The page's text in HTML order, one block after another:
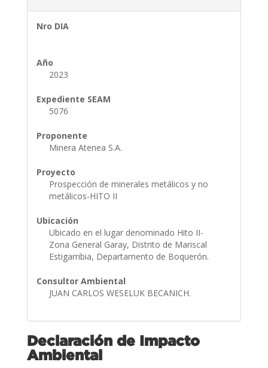
Nro DIA
Año
2023
Expediente SEAM
5076
Proponente
Minera Atenea S.A.
Proyecto
Prospección de minerales metálicos y no
metálicos-HITO II
Ubicación
Ubicado en el lugar denominado Hito II-
Zona General Garay, Distrito de Mariscal
Estigarribia, Departamento de Boquerón.
Consultor Ambiental
JUAN CARLOS WESELUK BECANICH.
Declaración de Impacto
Ambiental